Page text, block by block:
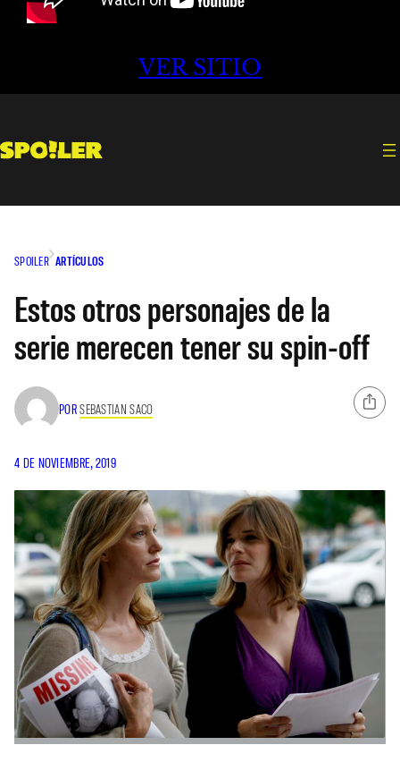
VER SITIO
SPOILER ARTÍCULOS
Estos otros personajes de la
serie merecen tener su spin-off
PORSEBASTIAN SACO
4 DE NOVIEMBRE, 2019